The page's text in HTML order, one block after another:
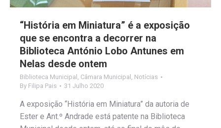
“História em Miniatura” é a exposição
que se encontra a decorrer na
Biblioteca António Lobo Antunes em
Nelas desde ontem
Biblioteca Municipal Câmara Municipal Notícias
By Filipa Pais 31 Julho 2020
A exposição “História em Miniatura” da autoria de
Ester e Ant.º Andrade está patente na Biblioteca